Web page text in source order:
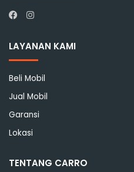
Instagram
LAYANAN KAMI
Beli Mobil
Jual Mobil
Garansi
Lokasi
TENTANG CARRO